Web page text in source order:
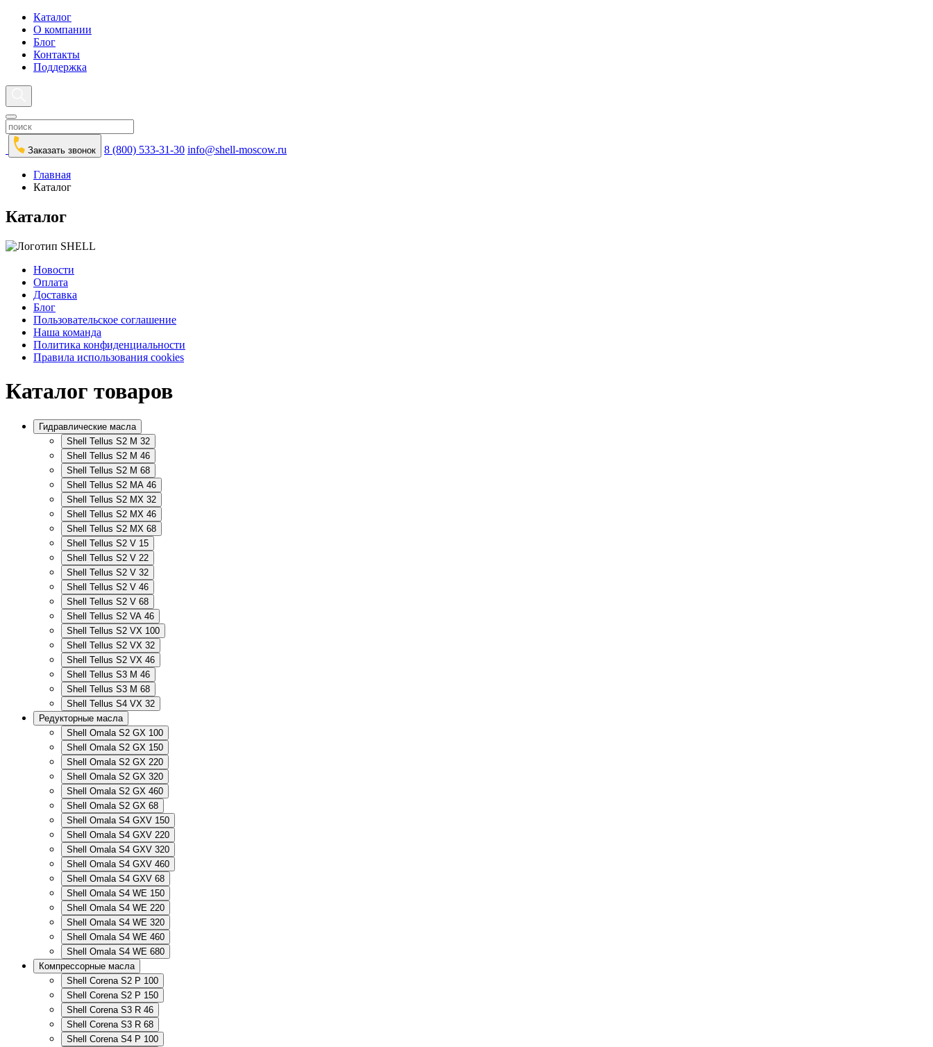
Каталог
О компании
Блог
Контакты
Поддержка
Заказать звонок 8 (800) 533-31-30 info@shell-moscow.ru
Главная
Каталог
Каталог
Новости
Оплата
Доставка
Блог
Пользовательское соглашение
Наша команда
Политика конфиденциальности
Правила использования cookies
Каталог товаров
Гидравлические масла
Shell Tellus S2 M 32
Shell Tellus S2 M 46
Shell Tellus S2 M 68
Shell Tellus S2 MA 46
Shell Tellus S2 MX 32
Shell Tellus S2 MX 46
Shell Tellus S2 MX 68
Shell Tellus S2 V 15
Shell Tellus S2 V 22
Shell Tellus S2 V 32
Shell Tellus S2 V 46
Shell Tellus S2 V 68
Shell Tellus S2 VA 46
Shell Tellus S2 VX 100
Shell Tellus S2 VX 32
Shell Tellus S2 VX 46
Shell Tellus S3 M 46
Shell Tellus S3 M 68
Shell Tellus S4 VX 32
Редукторные масла
Shell Omala S2 GX 100
Shell Omala S2 GX 150
Shell Omala S2 GX 220
Shell Omala S2 GX 320
Shell Omala S2 GX 460
Shell Omala S2 GX 68
Shell Omala S4 GXV 150
Shell Omala S4 GXV 220
Shell Omala S4 GXV 320
Shell Omala S4 GXV 460
Shell Omala S4 GXV 68
Shell Omala S4 WE 150
Shell Omala S4 WE 220
Shell Omala S4 WE 320
Shell Omala S4 WE 460
Shell Omala S4 WE 680
Компрессорные масла
Shell Corena S2 P 100
Shell Corena S2 P 150
Shell Corena S3 R 46
Shell Corena S3 R 68
Shell Corena S4 P 100